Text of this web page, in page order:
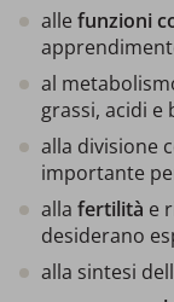
alle funzioni
al
grassi, acidi e
alla divisione
importante
alla fertilità e
desiderano
alla sintesi